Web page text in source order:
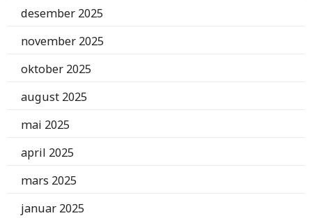
desember 2025
november 2025
oktober 2025
august 2025
mai 2025
april 2025
mars 2025
januar 2025